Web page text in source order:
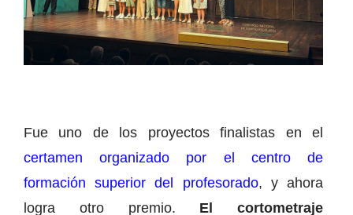
Fue uno de los proyectos finalistas en el
certamen organizado por el centro de
formación superior del profesorado, y ahora
logra otro premio. El cortometraje